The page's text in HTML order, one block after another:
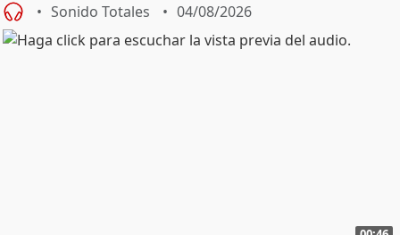
Sonido Totales 04/08/2026